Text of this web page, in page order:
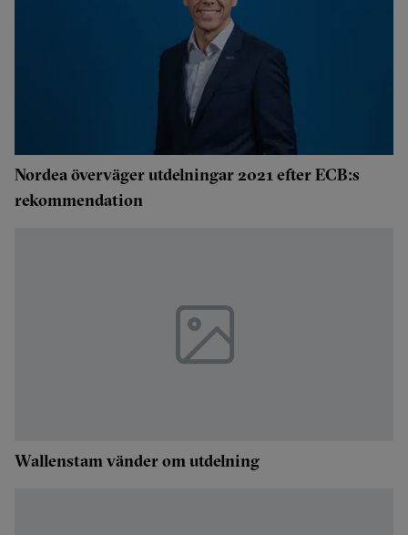
Nordea överväger utdelningar 2021 efter ECB:s
rekommendation
Wallenstam vänder om utdelning